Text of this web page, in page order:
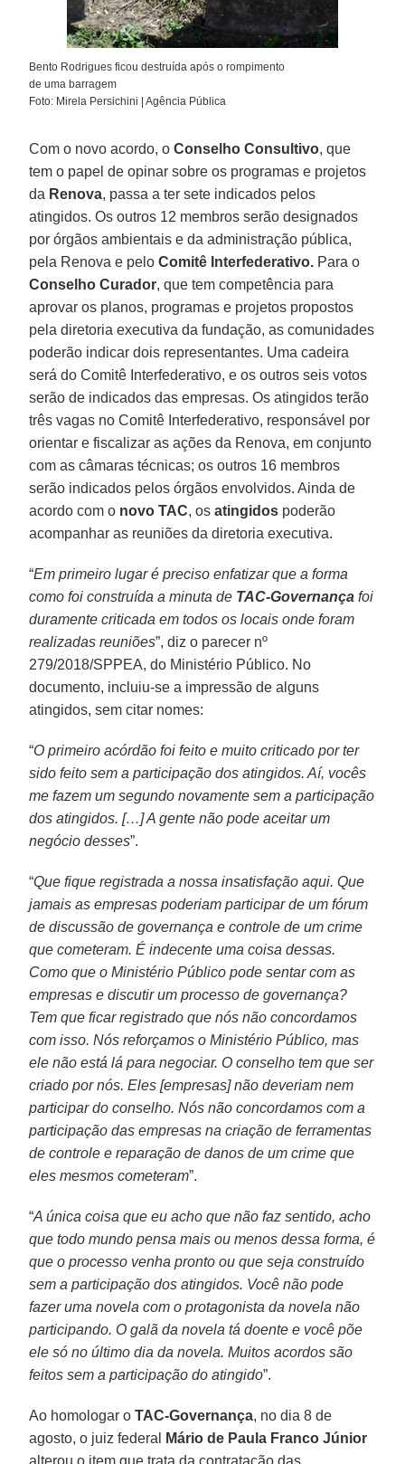
Bento Rodrigues ficou destruída após o rompimento
de uma barragem
Foto: Mirela Persichini | Agência Pública
Com o novo acordo, oConselho Consultivo, que
tem o papel de opinar sobre os programas e projetos
da Renova, passa a ter sete indicados pelos
atingidos. Os outros 12 membros serão designados
por órgãos ambientais e da administração pública,
pela Renova e peloComitê Interfederativo. Para o
Conselho Curador, que tem competência para
aprovar os planos, programas e projetos propostos
pela diretoria executiva da fundação, as comunidades
poderão indicar dois representantes. Uma cadeira
será do Comitê Interfederativo, e os outros seis votos
serão de indicados das empresas. Os atingidos terão
três vagas no Comitê Interfederativo, responsável por
orientar e fiscalizar as ações da Renova, em conjunto
com as câmaras técnicas; os outros 16 membros
serão indicados pelos órgãos envolvidos. Ainda de
acordo com o novo TAC, osatingidos poderão
acompanhar as reuniões da diretoria executiva.
“Em primeiro lugar é preciso enfatizar que a forma
como foi construída a minuta de TAC-Governança foi
duramente criticada em todos os locais onde foram
realizadas reuniões”, diz o parecer nº
279/2018/SPPEA, do Ministério Público. No
documento, incluiu-se a impressão de alguns
atingidos, sem citar nomes:
“O primeiro acórdão foi feito e muito criticado por ter
sido feito sem a participação dos atingidos. Aí, vocês
me fazem um segundo novamente sem a participação
dos atingidos. […] A gente não pode aceitar um
negócio desses”.
“Que fique registrada a nossa insatisfação aqui. Que
jamais as empresas poderiam participar de um fórum
de discussão de governança e controle de um crime
que cometeram. É indecente uma coisa dessas.
Como que o Ministério Público pode sentar com as
empresas e discutir um processo de governança?
Tem que ficar registrado que nós não concordamos
com isso. Nós reforçamos o Ministério Público, mas
ele não está lá para negociar. O conselho tem que ser
criado por nós. Eles [empresas] não deveriam nem
participar do conselho. Nós não concordamos com a
participação das empresas na criação de ferramentas
de controle e reparação de danos de um crime que
eles mesmos cometeram”.
“A única coisa que eu acho que não faz sentido, acho
que todo mundo pensa mais ou menos dessa forma, é
que o processo venha pronto ou que seja construído
sem a participação dos atingidos. Você não pode
fazer uma novela com o protagonista da novela não
participando. O galã da novela tá doente e você põe
ele só no último dia da novela. Muitos acordos são
feitos sem a participação do atingido”.
Ao homologar oTAC-Governança, no dia 8 de
agosto, o juiz federal
Mário de Paula Franco Júnior
alterou o item que trata da contratação das